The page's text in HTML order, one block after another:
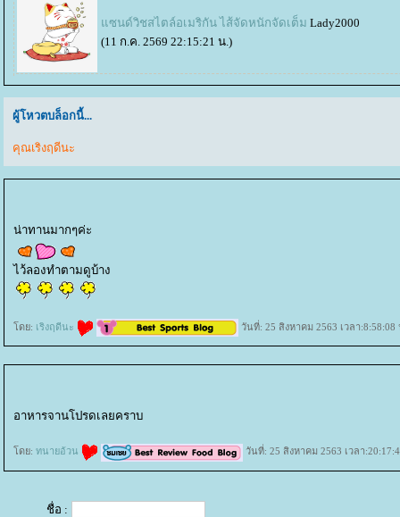
ซนด์วิชสไตล์อเมริกัน ไส้จัดหนักจัดเต็ม Lady2000
(11 ก.ค. 2569 22:15:21 น.)
ผู้โหวตบล็อกนี้...
คุณเริงฤดีนะ
น่าทานมากๆค่ะ
ไว้ลองทำตามดูบ้าง
ดย: เริงฤดีนะ วันที่: 25 สิงหาคม 2563 เวลา:8:58:08
อาหารจานโปรดเลยคราบ
ดย: ทนายอ้วน วันที่: 25 สิงหาคม 2563 เวลา
ชื่อ :